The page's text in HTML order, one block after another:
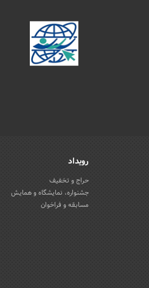
رویداد
حراج و تخفیف
جشنواره، نمایشگاه و همایش
مسابقه و فراخوان